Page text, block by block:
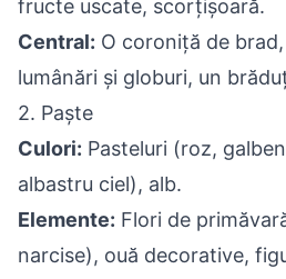
fructe uscate, scorțișoară.
Central: O coroniță de
lumânări și globuri, un
2. Paște
Culori: Pasteluri (roz,
albastru ciel), alb.
Elemente: Flori de
narcise), ouă decorative,